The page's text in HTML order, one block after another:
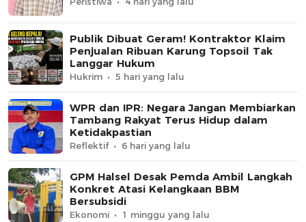
Publik Dibuat Geram! Kontraktor Klaim
Penjualan Ribuan Karung Topsoil Tak
Langgar Hukum
Hukrim 5 hari yang lalu
WPR dan IPR: Negara Jangan Membiarkan
Tambang Rakyat Terus Hidup dalam
Ketidakpastian
Reflektif 6 hari yang lalu
GPM Halsel Desak Pemda Ambil Langkah
Konkret Atasi Kelangkaan BBM
Bersubsidi
Ekonomi 1 minggu yang lalu